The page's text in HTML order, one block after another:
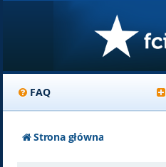
FAQ
Strona główna